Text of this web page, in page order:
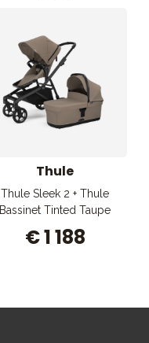
Thule
Thule Sleek 2 + Thule
Bassinet Tinted Taupe
€ 1 188